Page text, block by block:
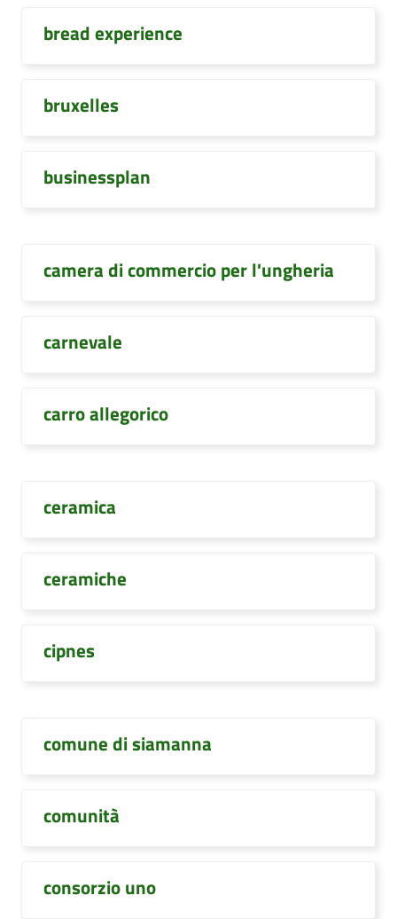
bread experience
bruxelles
businessplan
camera di commercio per l'ungheria
carnevale
carro allegorico
ceramica
ceramiche
cipnes
comune di siamanna
comunità
consorzio uno